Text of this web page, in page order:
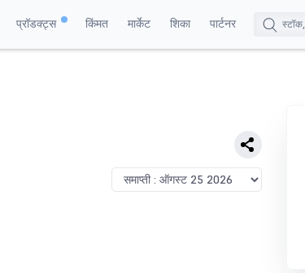
प्रॉडक्ट्स किंमत मार्केट शिका पार्टनर